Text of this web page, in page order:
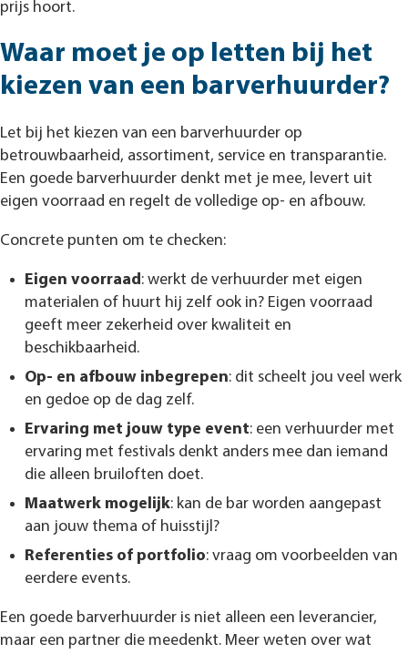
prijs hoort.
Waar moet je op letten bij het
kiezen van een barverhuurder?
Let bij het kiezen van een barverhuurder op
betrouwbaarheid, assortiment, service en transparantie.
Een goede barverhuurder denkt met je mee, levert uit
eigen voorraad en regelt de volledige op- en afbouw.
Concrete punten om te checken:
Eigen voorraad : werkt de verhuurder met eigen
materialen of huurt hij zelf ook in? Eigen voorraad
geeft meer zekerheid over kwaliteit en
beschikbaarheid.
Op- en afbouw inbegrepen: dit scheelt jou veel werk
en gedoe op de dag zelf.
Ervaring met jouw type event: een verhuurder met
ervaring met festivals denkt anders mee dan iemand
die alleen bruiloften doet.
Maatwerk mogelijk: kan de bar worden aangepast
aan jouw thema of huisstijl?
Referenties of portfolio: vraag om voorbeelden van
eerdere events.
Een goede barverhuurder is niet alleen een leverancier,
maar een partner die meedenkt. Meer weten over wat